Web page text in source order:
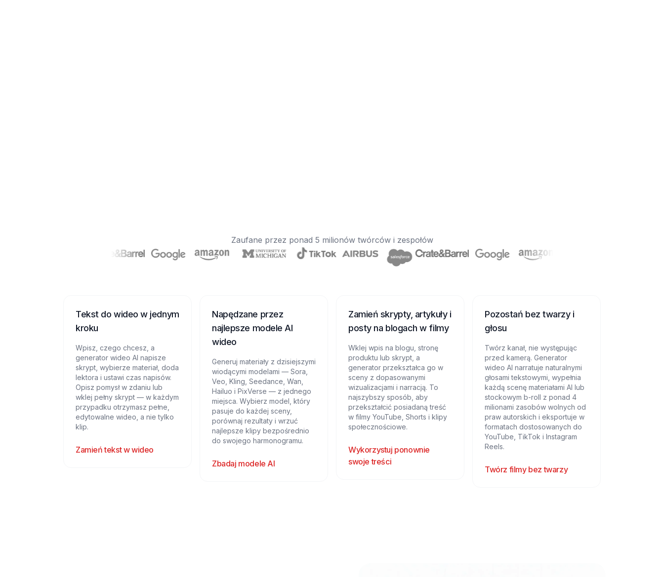
Zaufane przez ponad 5 milionów twórców i zespołów
Tekst do wideo w jednym
kroku
Wpisz, czego chcesz, a
generator wideo AI napisze
skrypt, wybierze materiał, doda
lektora i ustawi czas napisów.
Opisz pomysł w zdaniu lub
wklej pełny skrypt — w każdym
przypadku otrzymasz pełne,
edytowalne wideo, a nie tylko
klip.
Zamień tekst w wideo
Napędzane przez
najlepsze modele AI
wideo
Generuj materiały z dzisiejszymi
wiodącymi modelami — Sora,
Veo, Kling, Seedance, Wan,
Hailuo i PixVerse — z jednego
miejsca. Wybierz model, który
pasuje do każdej sceny,
porównaj rezultaty i wrzuć
najlepsze klipy bezpośrednio
do swojego harmonogramu.
Zbadaj modele AI
Zamień skrypty, artykuły i
posty na blogach w filmy
Wklej wpis na blogu, stronę
produktu lub skrypt, a
generator przekształca go w
sceny z dopasowanymi
wizualizacjami i narracją. To
najszybszy sposób, aby
przekształcić posiadaną treść
w filmy YouTube, Shorts i klipy
społecznościowe.
Wykorzystuj ponownie
swoje treści
Pozostań bez twarzy i
głosu
Twórz kanał, nie występując
przed kamerą. Generator
wideo AI narratuje naturalnymi
głosami tekstowymi, wypełnia
każdą scenę materiałami AI lub
stockowym b-roll z ponad 4
milionami zasobów wolnych od
praw autorskich i eksportuje w
formatach dostosowanych do
YouTube, TikTok i Instagram
Reels.
Twórz filmy bez twarzy